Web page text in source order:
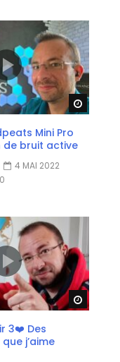
Watch
Mini Pro
de bruit active
4 MAI 2022
0
Watch
3❤️ Des
j’aime